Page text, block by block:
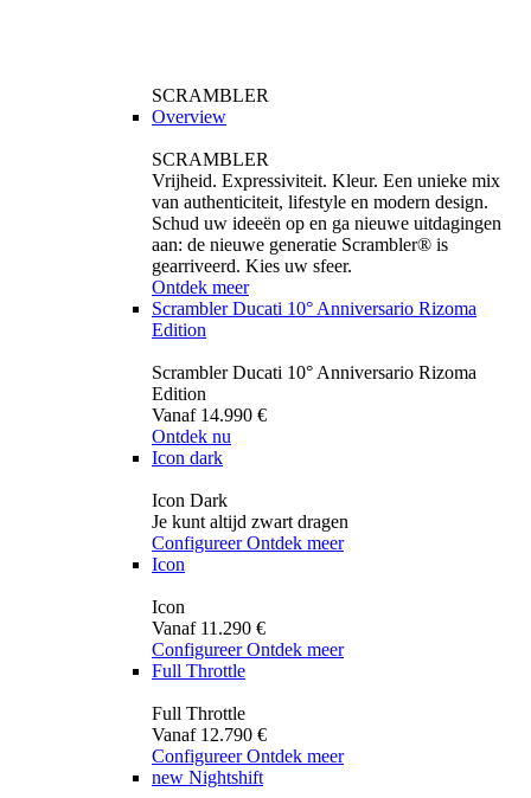
SCRAMBLER
Overview
SCRAMBLER
Vrijheid. Expressiviteit. Kleur. Een unieke mix
van authenticiteit, lifestyle en modern design.
Schud uw ideeën op en ga nieuwe uitdagingen
aan: de nieuwe generatie Scrambler® is
gearriveerd. Kies uw sfeer.
Ontdek meer
Scrambler Ducati 10° Anniversario Rizoma
Edition
Scrambler Ducati 10° Anniversario Rizoma
Edition
Vanaf 14.990 €
Ontdek nu
Icon dark
Icon Dark
Je kunt altijd zwart dragen
Configureer Ontdek meer
Icon
Icon
Vanaf 11.290 €
Configureer Ontdek meer
Full Throttle
Full Throttle
Vanaf 12.790 €
Configureer Ontdek meer
new Nightshift